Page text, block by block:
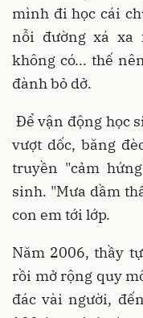
mình đi học cái
nỗi đường xá xa
không có... thế
đành bỏ dở.
Để vận động học
vượt dốc, băng
truyền "cảm
sinh. "Mưa dầm
con em tới lớp.
Năm 2006, thầy
rồi mở rộng quy
đác vài người,